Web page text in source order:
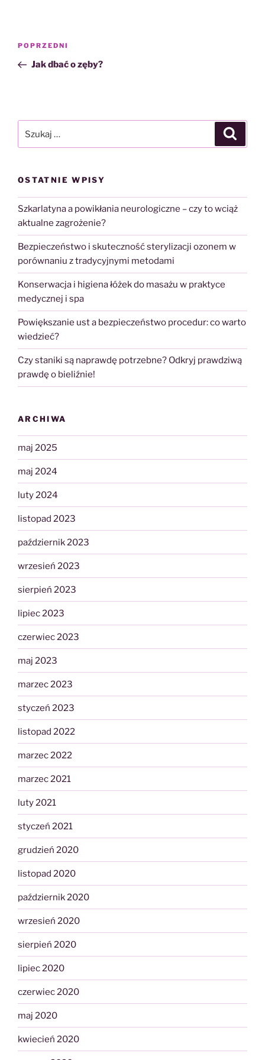
Nawigacja
Poprzedni
wpis
POPRZEDNI
Jak dbać o zęby?
OSTATNIE WPISY
Szkarlatyna a powikłania neurologiczne – czy to wciąż
aktualne zagrożenie?
Bezpieczeństwo i skuteczność sterylizacji ozonem w
porównaniu z tradycyjnymi metodami
Konserwacja i higiena łóżek do masażu w praktyce
medycznej i spa
Powiększanie ust a bezpieczeństwo procedur: co warto
wiedzieć?
Czy staniki są naprawdę potrzebne? Odkryj prawdziwą
prawdę o bieliźnie!
ARCHIWA
maj 2025
maj 2024
luty 2024
listopad 2023
październik 2023
wrzesień 2023
sierpień 2023
lipiec 2023
czerwiec 2023
maj 2023
marzec 2023
styczeń 2023
listopad 2022
marzec 2022
marzec 2021
luty 2021
styczeń 2021
grudzień 2020
listopad 2020
październik 2020
wrzesień 2020
sierpień 2020
lipiec 2020
czerwiec 2020
maj 2020
kwiecień 2020